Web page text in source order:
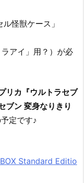
ル怪獣ケース」
ラアイ」用？）が必
リカ『ウルトラセブ
ン 変身なりきり
定です♪
Standard Editio